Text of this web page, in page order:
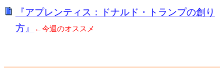
『アプレンティス：ドナルド・トランプの創り
方』
←今週のオススメ